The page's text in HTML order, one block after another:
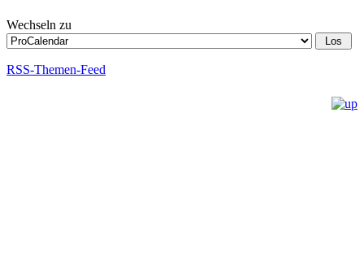
Wechseln zu
RSS-Themen-Feed